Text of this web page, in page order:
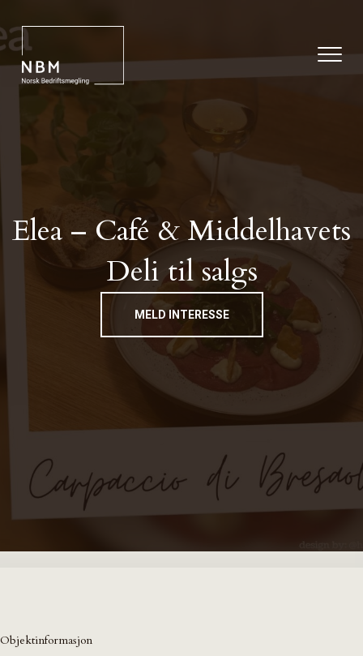
Elea – Café & Middelhavets
Deli til salgs
MELD INTERESSE
Objektinformasjon